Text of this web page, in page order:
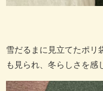
雪だるまに見立てたポリ
も見られ、冬らしさを感